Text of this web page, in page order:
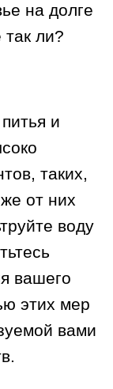
на долге
ли?
и
таких,
от них
воду
вашего
этих мер
вами